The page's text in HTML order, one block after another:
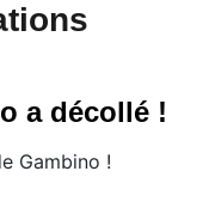
a décollé !
Gambino !